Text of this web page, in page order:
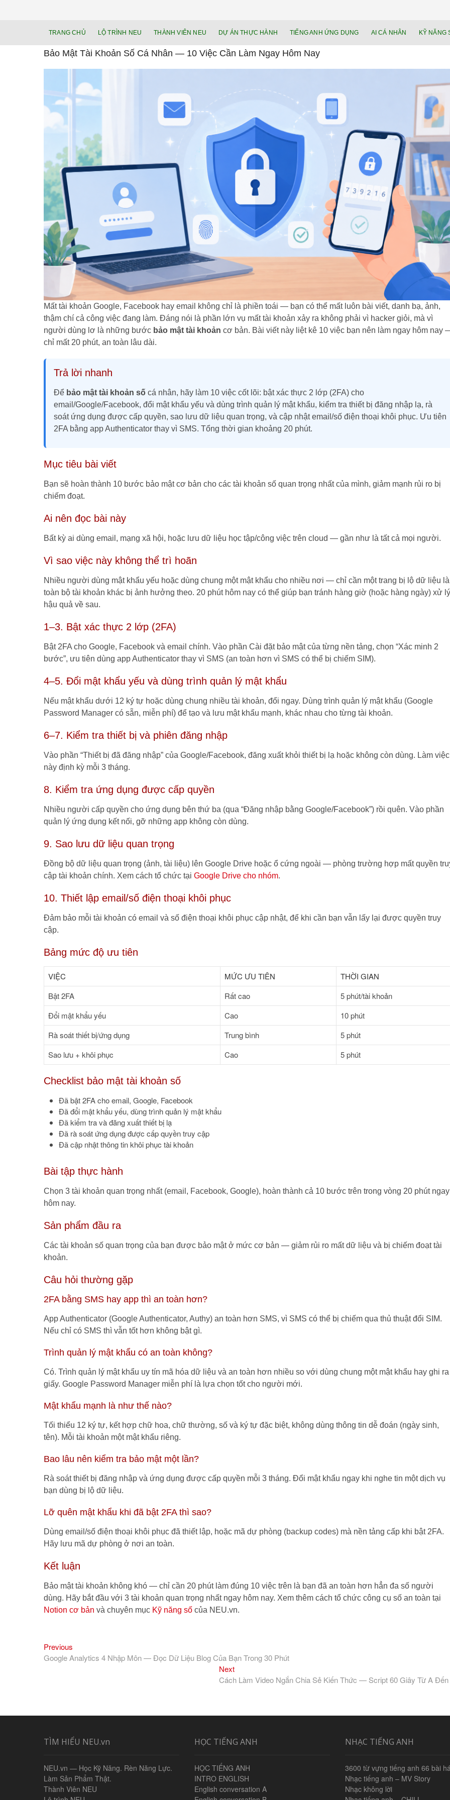
lực cá
TRANG CHỦ LỘ TRÌNH NEU THÀNH VIÊN NEU DỰ ÁN THỰC HÀNH TIẾNG ANH ỨNG DỤNG AI CÁ NHÂN KỸ NĂNG
Bảo Mật Tài Khoản Số Cá Nhân — 10 Việc Cần Làm Ngay Hôm Nay
Mất tài khoản Google, Facebook hay email không chỉ là phiền toái — bạn có thể mất luôn bài viết, danh bạ, ảnh,
thậm chí cả công việc đang làm. Đáng nói là phần lớn vụ mất tài khoản xảy ra không phải vì hacker giỏi, mà vì
người dùng lơ là những bước bảo mật tài khoản cơ bản. Bài viết này liệt kê 10 việc bạn nên làm ngay hôm nay
chỉ mất 20 phút, an toàn lâu dài.
Trả lời nhanh
Để bảo mật tài khoản số cá nhân, hãy làm 10 việc cốt lõi: bật xác thực 2 lớp (2FA) cho
email/Google/Facebook, đổi mật khẩu yếu và dùng trình quản lý mật khẩu, kiểm tra thiết bị đăng nhập lạ, rà
soát ứng dụng được cấp quyền, sao lưu dữ liệu quan trọng, và cập nhật email/số điện thoại khôi phục. Ưu tiên
2FA bằng app Authenticator thay vì SMS. Tổng thời gian khoảng 20 phút.
Mục tiêu bài viết
Bạn sẽ hoàn thành 10 bước bảo mật cơ bản cho các tài khoản số quan trọng nhất của mình, giảm mạnh rủi ro bị
chiếm đoạt.
Ai nên đọc bài này
Bất kỳ ai dùng email, mạng xã hội, hoặc lưu dữ liệu học tập/công việc trên cloud — gần như là tất cả mọi người.
Vì sao việc này không thể trì hoãn
Nhiều người dùng mật khẩu yếu hoặc dùng chung một mật khẩu cho nhiều nơi — chỉ cần một trang bị lộ dữ liệu là
toàn bộ tài khoản khác bị ảnh hưởng theo. 20 phút hôm nay có thể giúp bạn tránh hàng giờ (hoặc hàng ngày) xử lý
hậu quả về sau.
1–3. Bật xác thực 2 lớp (2FA)
Bật 2FA cho Google, Facebook và email chính. Vào phần Cài đặt bảo mật của từng nền tảng, chọn “Xác minh 2
bước”, ưu tiên dùng app Authenticator thay vì SMS (an toàn hơn vì SMS có thể bị chiếm SIM).
4–5. Đổi mật khẩu yếu và dùng trình quản lý mật khẩu
Nếu mật khẩu dưới 12 ký tự hoặc dùng chung nhiều tài khoản, đổi ngay. Dùng trình quản lý mật khẩu (Google
Password Manager có sẵn, miễn phí) để tạo và lưu mật khẩu mạnh, khác nhau cho từng tài khoản.
6–7. Kiểm tra thiết bị và phiên đăng nhập
Vào phần “Thiết bị đã đăng nhập” của Google/Facebook, đăng xuất khỏi thiết bị lạ hoặc không còn dùng. Làm việc
này định kỳ mỗi 3 tháng.
8. Kiểm tra ứng dụng được cấp quyền
Nhiều người cấp quyền cho ứng dụng bên thứ ba (qua “Đăng nhập bằng Google/Facebook”) rồi quên. Vào phần
quản lý ứng dụng kết nối, gỡ những app không còn dùng.
9. Sao lưu dữ liệu quan trọng
Đồng bộ dữ liệu quan trọng (ảnh, tài liệu) lên Google Drive hoặc ổ cứng ngoài — phòng trường hợp mất quyền
cập tài khoản chính. Xem cách tổ chức tại Google Drive cho nhóm.
10. Thiết lập email/số điện thoại khôi phục
Đảm bảo mỗi tài khoản có email và số điện thoại khôi phục cập nhật, để khi cần bạn vẫn lấy lại được quyền truy
cập.
Bảng mức độ ưu tiên
VIỆC MỨC ƯU TIÊN
THỜI GIAN
Bật 2FA
Rất cao
5 phút/tài khoản
Đổi mật khẩu yếu
Cao
10 phút
Rà soát thiết bị/ứng dụng
Trung bình
5 phút
Sao lưu + khôi phục
Cao 5 phút
Checklist bảo mật tài khoản số
Đã bật 2FA cho email, Google, Facebook
Đã đổi mật khẩu yếu, dùng trình quản lý mật khẩu
Đã kiểm tra và đăng xuất thiết bị lạ
Đã rà soát ứng dụng được cấp quyền truy cập
Đã cập nhật thông tin khôi phục tài khoản
Bài tập thực hành
Chọn 3 tài khoản quan trọng nhất (email, Facebook, Google), hoàn thành cả 10 bước trên trong vòng 20 phút ngay
hôm nay.
Sản phẩm đầu ra
Các tài khoản số quan trọng của bạn được bảo mật ở mức cơ bản — giảm rủi ro mất dữ liệu và bị chiếm đoạt tài
khoản.
Câu hỏi thường gặp
2FA bằng SMS hay app thì an toàn hơn?
App Authenticator (Google Authenticator, Authy) an toàn hơn SMS, vì SMS có thể bị chiếm qua thủ thuật đổi SIM.
Nếu chỉ có SMS thì vẫn tốt hơn không bật gì.
Trình quản lý mật khẩu có an toàn không?
Có. Trình quản lý mật khẩu uy tín mã hóa dữ liệu và an toàn hơn nhiều so với dùng chung một mật khẩu hay ghi ra
giấy. Google Password Manager miễn phí là lựa chọn tốt cho người mới.
Mật khẩu mạnh là như thế nào?
Tối thiểu 12 ký tự, kết hợp chữ hoa, chữ thường, số và ký tự đặc biệt, không dùng thông tin dễ đoán (ngày sinh,
tên). Mỗi tài khoản một mật khẩu riêng.
Bao lâu nên kiểm tra bảo mật một lần?
Rà soát thiết bị đăng nhập và ứng dụng được cấp quyền mỗi 3 tháng. Đổi mật khẩu ngay khi nghe tin một dịch vụ
bạn dùng bị lộ dữ liệu.
Lỡ quên mật khẩu khi đã bật 2FA thì sao?
Dùng email/số điện thoại khôi phục đã thiết lập, hoặc mã dự phòng (backup codes) mà nền tảng cấp khi bật 2FA.
Hãy lưu mã dự phòng ở nơi an toàn.
Kết luận
Bảo mật tài khoản không khó — chỉ cần 20 phút làm đúng 10 việc trên là bạn đã an toàn hơn hẳn đa số người
dùng. Hãy bắt đầu với 3 tài khoản quan trọng nhất ngay hôm nay. Xem thêm cách tổ chức công cụ số an toàn tại
Notion cơ bản và chuyên mục Kỹ năng số của NEU.vn.
Điều
hướng
Previous
post:
Google Analytics 4 Nhập Môn — Đọc Dữ Liệu Blog Của Bạn Trong 30 Phút
NextNext
post:
Cách Làm Video Ngắn Chia Sẻ Kiến Thức — Script 60 Giây Từ A
TÌM HIỂU NEU.vn
NEU.vn — Học Kỹ Năng. Rèn Năng Lực.
Làm Sản Phẩm Thật.
Thành Viên NEU
HỌC TIẾNG ANH
HỌC TIẾNG ANH
INTRO ENGLISH
English conversation A
NHẠC TIẾNG ANH
3600 từ vựng tiếng anh 66 bài
Nhạc tiếng anh – MV Story
Nhạc không lời